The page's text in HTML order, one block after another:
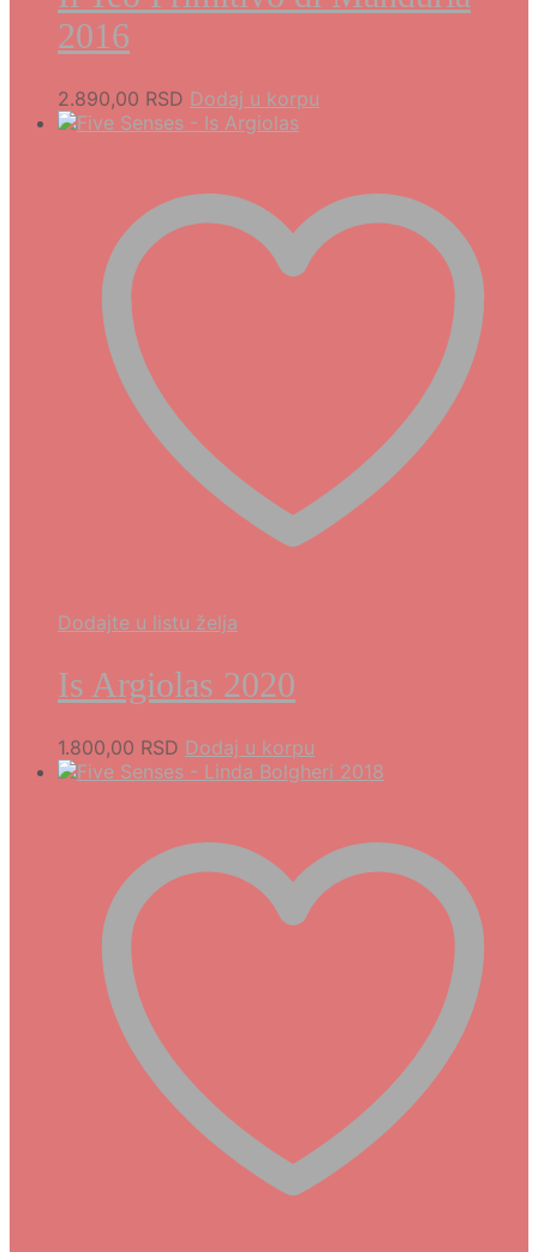
2016
2.890,00 RSD Dodaj u korpu
Dodajte u listu želja
Is Argiolas 2020
1.800,00 RSD Dodaj u korpu